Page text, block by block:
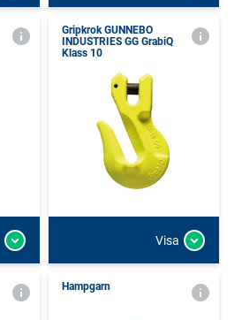
Gripkrok GUNNEBO
INDUSTRIES GG GrabiQ
Klass 10
Visa
Hampgarn